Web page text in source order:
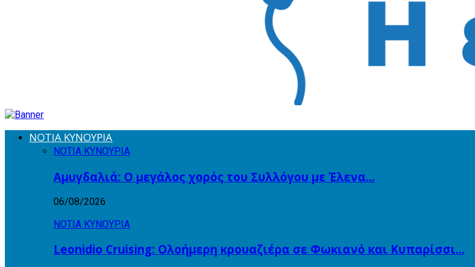
ΝΟΤΙΑ ΚΥΝΟΥΡΙΑ
ΝΟΤΙΑ ΚΥΝΟΥΡΙΑ
Αμυγδαλιά: Ο μεγάλος χορός του Συλλόγου με Έλενα…
06/08/2026
ΝΟΤΙΑ ΚΥΝΟΥΡΙΑ
Leonidio Cruising: Ολοήμερη κρουαζιέρα σε Φωκιανό και Κυπαρίσσι…